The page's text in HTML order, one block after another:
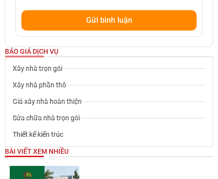
BÁO GIÁ DỊCH VỤ
Xây nhà trọn gói
Xây nhà phần thô
Giá xây nhà hoàn thiện
Sửa chữa nhà trọn gói
Thiết kế kiến trúc
BÀI VIẾT XEM NHIỀU